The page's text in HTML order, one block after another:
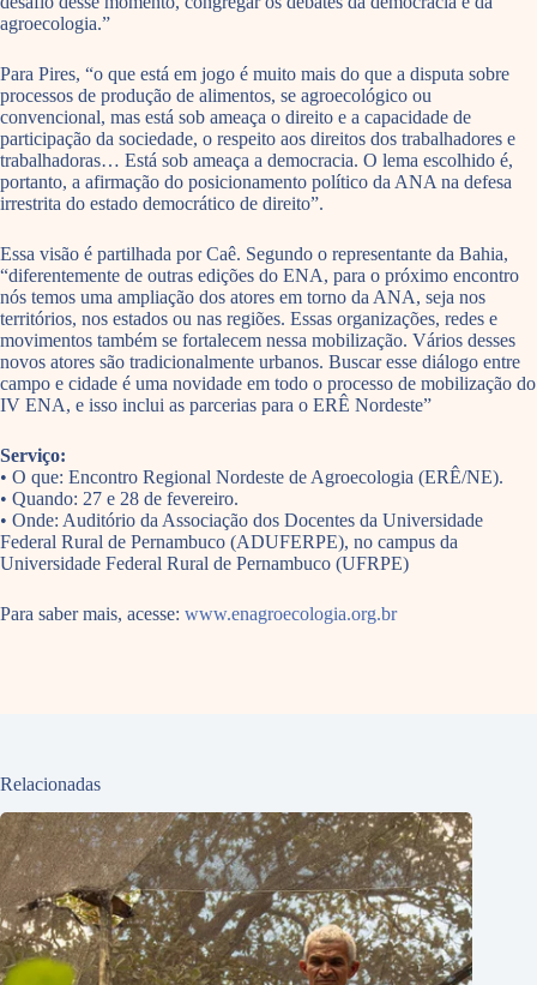
agroecologia.”
Para Pires, “o que está em jogo é muito mais do que a disputa sobre
processos de produção de alimentos, se agroecológico ou
convencional, mas está sob ameaça o direito e a capacidade de
participação da sociedade, o respeito aos direitos dos trabalhadores e
trabalhadoras… Está sob ameaça a democracia. O lema escolhido é,
portanto, a afirmação do posicionamento político da ANA na defesa
irrestrita do estado democrático de direito”.
Essa visão é partilhada por Caê. Segundo o representante da Bahia,
“diferentemente de outras edições do ENA, para o próximo encontro
nós temos uma ampliação dos atores em torno da ANA, seja nos
territórios, nos estados ou nas regiões. Essas organizações, redes e
movimentos também se fortalecem nessa mobilização. Vários desses
novos atores são tradicionalmente urbanos. Buscar esse diálogo entre
campo e cidade é uma novidade em todo o processo de mobilização do
IV ENA, e isso inclui as parcerias para o ERÊ Nordeste”
Serviço:
• O que: Encontro Regional Nordeste de Agroecologia (ERÊ/NE).
• Quando: 27 e 28 de fevereiro.
• Onde: Auditório da Associação dos Docentes da Universidade
Federal Rural de Pernambuco (ADUFERPE), no campus da
Universidade Federal Rural de Pernambuco (UFRPE)
Para saber mais, acesse: www.enagroecologia.org.br
Relacionadas